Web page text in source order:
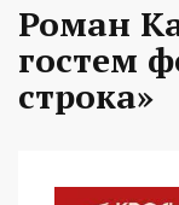
Роман
гостем
строка»